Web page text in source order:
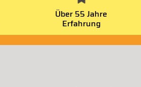
Über 55 Jahre
Erfahrung